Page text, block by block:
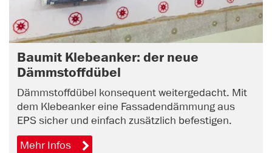
Baumit Klebeanker: der neue
Dämmstoffdübel
Dämmstoffdübel konsequent weitergedacht. Mit
dem Klebeanker eine Fassadendämmung aus
EPS sicher und einfach zusätzlich befestigen.
Mehr Infos